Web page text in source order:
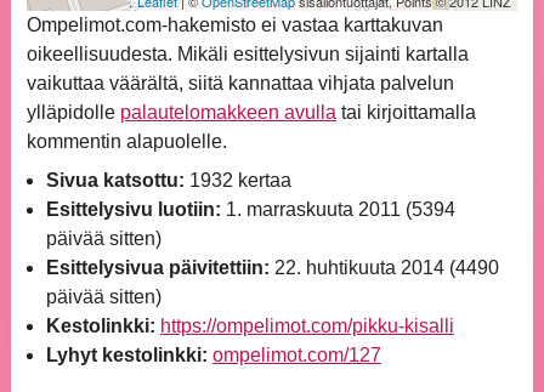
Ompelimot.com-hakemisto ei vastaa karttakuvan
oikeellisuudesta. Mikäli esittelysivun sijainti kartalla
vaikuttaa väärältä, siitä kannattaa vihjata palvelun
ylläpidolle palautelomakkeen avullatai kirjoittamalla
kommentin alapuolelle.
Sivua katsottu: 1932 kertaa
Esittelysivu luotiin: 1. marraskuuta 2011 (5394
päivää sitten)
Esittelysivua päivitettiin: 22. huhtikuuta 2014 (4490
päivää sitten)
Kestolinkki: https://ompelimot.com/pikku-kisalli
Lyhyt kestolinkki: ompelimot.com/127